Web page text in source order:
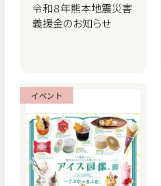
令和８年熊本地震災害
義援金のお知らせ
イベント